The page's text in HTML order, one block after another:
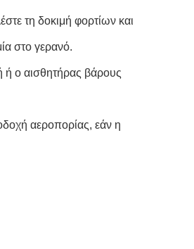
τη δοκιμή φορτίων και
στο γερανό.
ή ο αισθητήρας βάρους
αεροπορίας, εάν η